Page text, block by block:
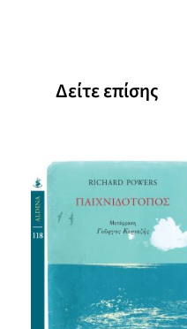
Δείτε επίσης